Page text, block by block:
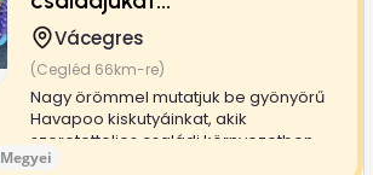
Vácegres
(Cegléd 66km-re)
Nagy örömmel mutatjuk be gyönyörű
Havapoo kiskutyáinkat, akik
szeretetteljes családi környezetben
nevelkednek,...
Megyei